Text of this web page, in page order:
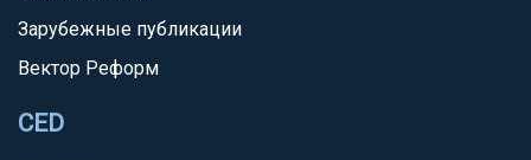
Зарубежные публикации
Вектор Реформ
CED